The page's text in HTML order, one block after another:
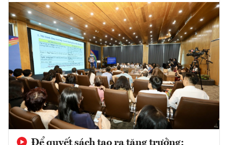
Để quyết sách tạo ra tăng trưởng: